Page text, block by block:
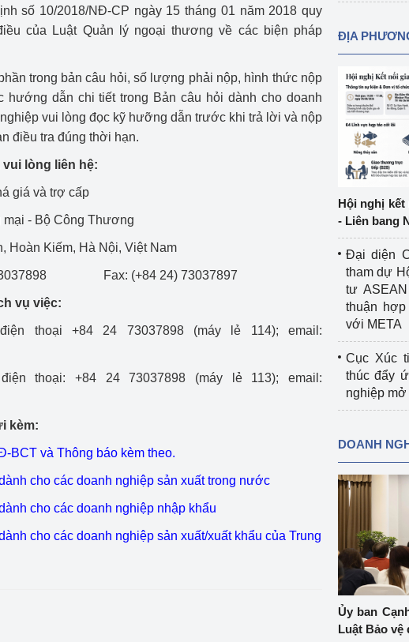
Khu vực miền Trung
Thị trường nước ngoàiHiệp định EVFTA
Thị trường châu Âu – châu Mỹ
Ngành Công Thương đưa nghị quyết
Đại hội XIV của Đảng vào cuộc sống
Phát triển công nghiệp
số 10/2018/NĐ-CP ngày 15 tháng 01 năm 2018 quy
của Luật Quản lý ngoại thương về các biện pháp
trong bản câu hỏi, số lượng phải nộp, hình thức nộp
dẫn chi tiết trong Bản câu hỏi dành cho doanh
vui lòng đọc kỹ hưỡng dẫn trước khi trả lời và nộp
điều tra đúng thời hạn.
vui lòng liên hệ:
giá và trợ cấp
- Bộ Công Thương
Hoàn Kiếm, Hà Nội, Việt Nam
73037898 Fax: (+84 24) 73037897
vụ việc:
thoại +84 24 73037898 (máy lẻ 114); email:
thoại: +84 24 73037898 (máy lẻ 113); email:
kèm:
BCT và Thông báo kèm theo.
cho các doanh nghiệp sản xuất trong nước
cho các doanh nghiệp nhập khẩu
cho các doanh nghiệp sản xuất/xuất khẩu của Trung
ĐỊA
Hội nghị
- Liên bang
Đại diện
tham dự
tư
thuận
với META
Cục Xúc
thúc đẩy
nghiệp
DOANH
Ủy ban
Luật Bảo